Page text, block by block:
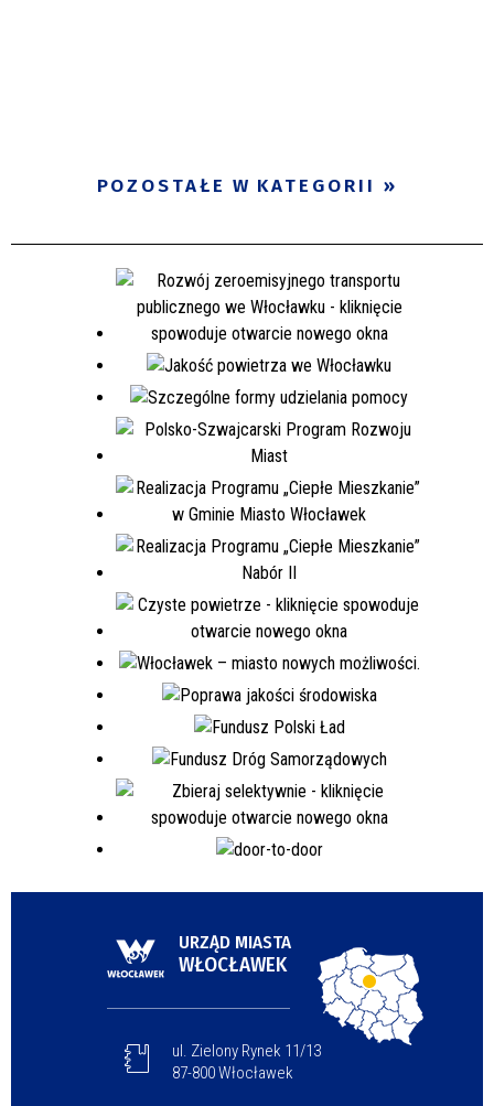
POZOSTAŁE W KATEGORII
URZĄD MIASTA
WŁOCŁAWEK
ul. Zielony Rynek 11/13
87-800 Włocławek